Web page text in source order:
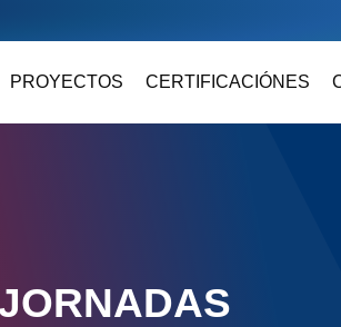
PROYECTOS CERTIFICACIÓNES